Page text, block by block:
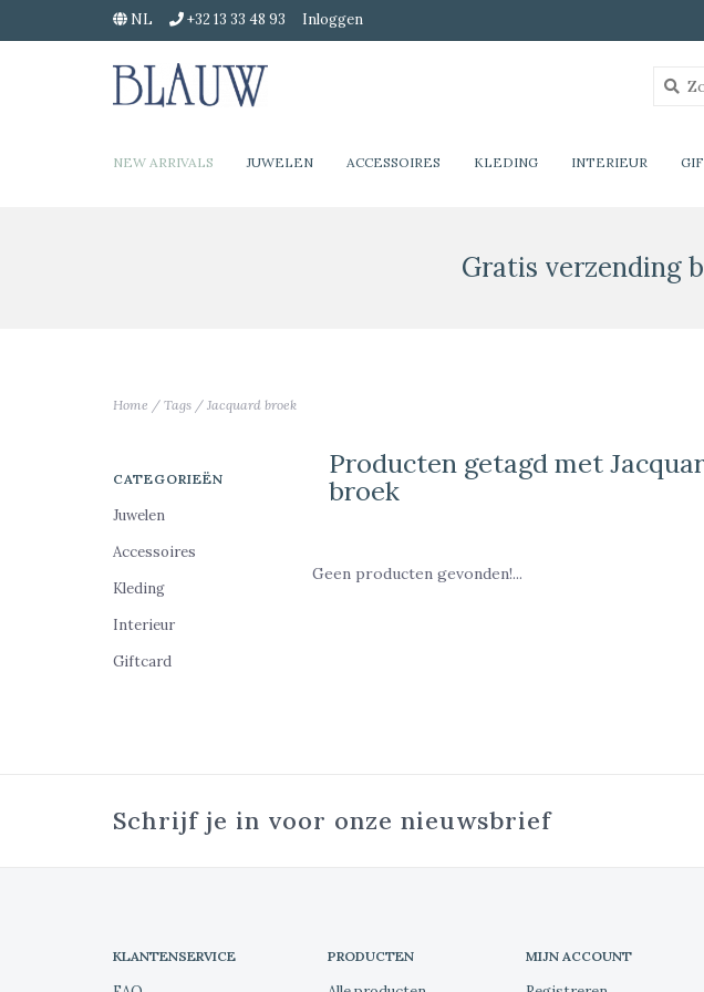
NL +32 13 33 48 93 Inloggen
NEW ARRIVALS JUWELEN ACCESSOIRES KLEDING INTERIEUR
Gratis verzending
Home / Tags / Jacquard broek
CATEGORIEËN
Juwelen
Accessoires
Kleding
Interieur
Giftcard
Producten getagd met
broek
Geen producten gevonden!...
Schrijf je in voor onze nieuwsbrief
KLANTENSERVICE PRODUCTEN MIJN ACCOUNT